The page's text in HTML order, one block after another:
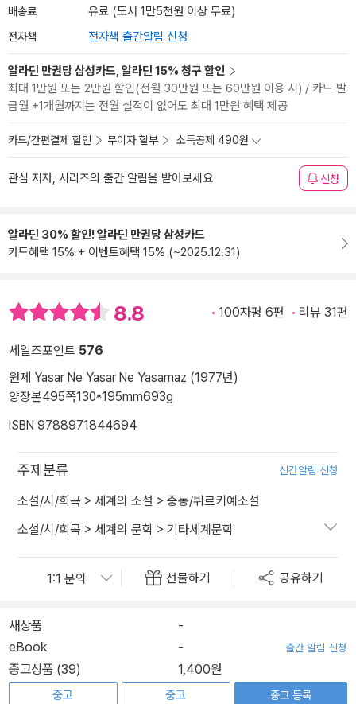
배송료 유료 (도서 1만5천원 이상 무료)
전자책 전자책 출간알림 신청
알라딘 만권당 삼성카드, 알라딘 15% 청구 할인
최대 1만원 또는 2만원 할인(전월 30만원 또는 60만원 이용 시) / 카드 발
급월 +1개월까지는 전월 실적이 없어도 최대 1만원 혜택 제공
카드/간편결제 할인 무이자 할부 소득공제 490원
관심 저자, 시리즈의 출간 알림을 받아보세요 신청
알라딘 30% 할인! 알라딘 만권당 삼성카드
카드혜택 15% + 이벤트혜택 15% (~2025.12.31)
8.8 100자평 6편 리뷰 31편
세일즈포인트 576
원제 Yasar Ne Yasar Ne Yasamaz (1977년)
양장본495쪽130*195mm693g
ISBN 9788971844694
주제분류 신간알림 신청
소설/시/희곡 > 세계의 소설 > 중동/튀르키예소설
소설/시/희곡 > 세계의 문학 > 기타세계문학
선물하기 공유하기
새상품
-
eBook
- 출간 알림 신청
중고상품 (39) 1,400원
중고
중고
중고 등록